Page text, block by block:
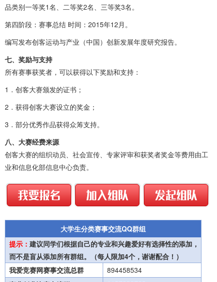
品类别一等奖1名、二等奖2名、三等奖3名。
第四阶段：赛事总结 时间：2015年12月。
编写发布创客运动与产业（中国）创新发展年度研究报告。
七、奖励与支持
所有赛事获奖者，可以获得以下奖励和支持：
1．创客大赛颁发的证书；
2．获得创客大赛设立的奖金；
3．部分优秀作品获得众筹支持。
八、大赛经费来源
创客大赛的组织动员、社会宣传、专家评审和获奖者奖金等费用由工
业和信息化部信息中心负责。
大学生分类赛事交流QQ群组
提示： 建议同学们根据自己的专业和兴趣爱好有选择性的添加，
而不是盲从添加所有群组。（每人限加4个，谢谢配合！）
我爱竞赛网赛事交流总群
894458534